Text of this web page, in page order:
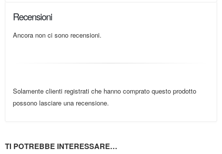
Recensioni
Ancora non ci sono recensioni.
Solamente clienti registrati che hanno comprato questo prodotto
possono lasciare una recensione.
TI POTREBBE INTERESSARE…